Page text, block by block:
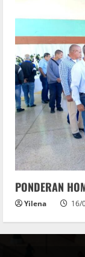
PONDERAN
Yilena 16/